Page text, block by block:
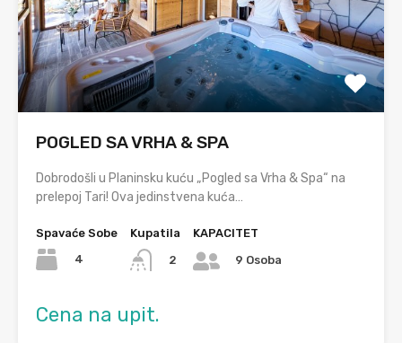
POGLED SA VRHA & SPA
Dobrodošli u Planinsku kuću „Pogled sa Vrha & Spa“ na
prelepoj Tari! Ova jedinstvena kuća…
Spavaće Sobe
4
Kupatila
2
KAPACITET
9 Osoba
Cena na upit.